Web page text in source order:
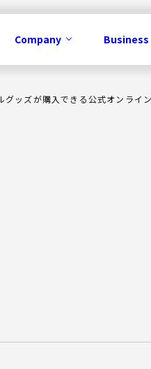
Company Business
ッズが購入できる公式オンライ